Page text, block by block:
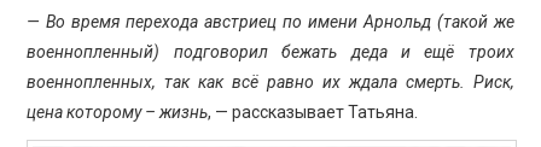
— Во время перехода австриец по имени Арнольд (такой же
военнопленный) подговорил бежать деда и ещё троих
военнопленных, так как всё равно их ждала смерть. Риск,
цена которому – жизнь, — рассказывает Татьяна.